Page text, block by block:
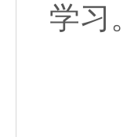
学习。